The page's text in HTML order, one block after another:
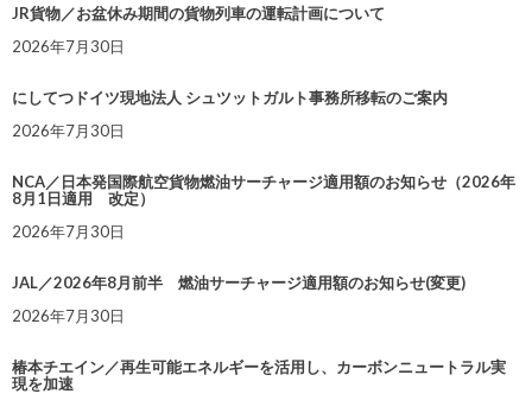
JR貨物／お盆休み期間の貨物列車の運転計画について
2026年7月30日
にしてつドイツ現地法人 シュツットガルト事務所移転のご案内
2026年7月30日
NCA／日本発国際航空貨物燃油サーチャージ適用額のお知らせ（2026年
8月1日適用 改定）
2026年7月30日
JAL／2026年8月前半 燃油サーチャージ適用額のお知らせ(変更)
2026年7月30日
椿本チエイン／再生可能エネルギーを活用し、カーボンニュートラル実
現を加速